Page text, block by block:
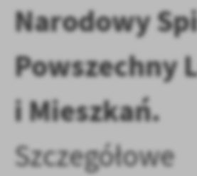
Narodowy
Powszechny
i Mieszkań.
Szczegółowe